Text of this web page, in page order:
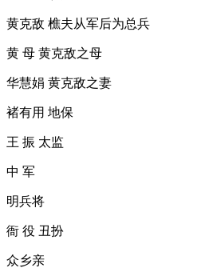
黄克敌 樵夫从军后为总兵
黄 母 黄克敌之母
华慧娟 黄克敌之妻
褚有用 地保
王 振 太监
中 军
明兵将
衙 役 丑扮
众乡亲